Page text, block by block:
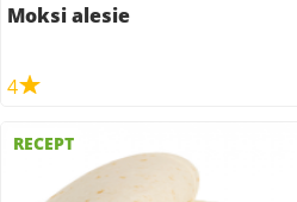
Moksi alesie
4
RECEPT